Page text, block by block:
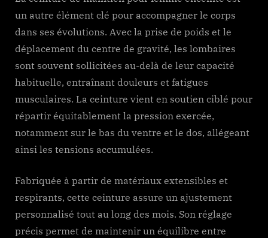
un autre élément clé pour accompagner le corps
dans ses évolutions. Avec la prise de poids et le
déplacement du centre de gravité, les lombaires
sont souvent sollicitées au-delà de leur capacité
habituelle, entraînant douleurs et fatigues
musculaires. La ceinture vient en soutien ciblé pour
répartir équitablement la pression exercée,
notamment sur le bas du ventre et le dos, allégeant
ainsi les tensions accumulées.
Fabriquée à partir de matériaux extensibles et
respirants, cette ceinture assure un ajustement
personnalisé tout au long des mois. Son réglage
précis permet de maintenir un équilibre entre